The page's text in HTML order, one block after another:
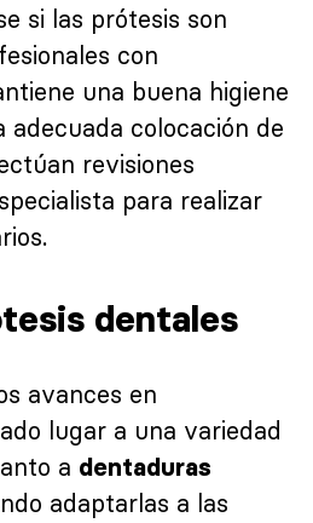
si las prótesis son
con
una buena higiene
adecuada colocación de
revisiones
para realizar
dentales
avances en
lugar a una variedad
a dentaduras
adaptarlas a las